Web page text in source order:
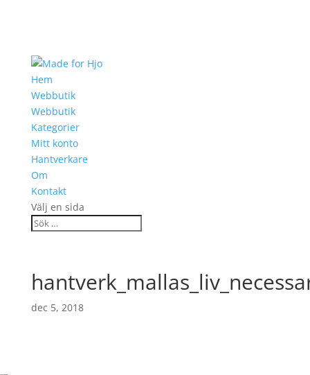
Hem
Webbutik
Webbutik
Kategorier
Mitt konto
Hantverkare
Om
Kontakt
Välj en sida
dec 5, 2018